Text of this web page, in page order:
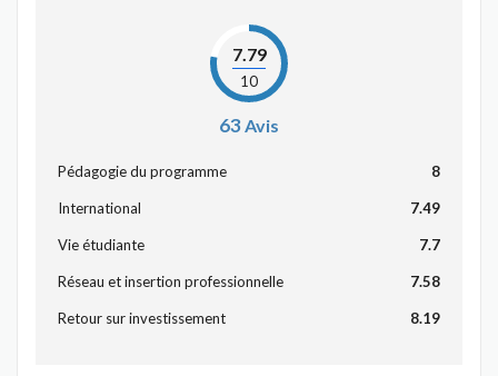
7.79
10
63 Avis
Pédagogie du programme 8
International 7.49
Vie étudiante 7.7
Réseau et insertion professionnelle 7.58
Retour sur investissement 8.19